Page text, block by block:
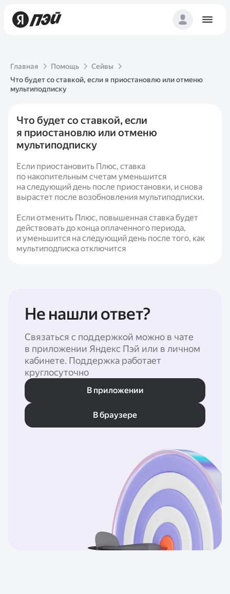
Главная Помощь
Сейвы
Что будет со ставкой, если я приостановлю или отменю
мультиподписку
Что будет со ставкой, если
я приостановлю или отменю
мультиподписку
Если приостановить Плюс, ставка
по накопительным счетам уменьшится
на следующий день после приостановки, и снова
вырастет после возобновления мультиподписки.
Если отменить Плюс, повышенная ставка будет
действовать до конца оплаченного периода,
и уменьшится на следующий день после того, как
мультиподписка отключится
Не нашли ответ?
Связаться с поддержкой можно в чате
в приложении Яндекс Пэй или в личном
кабинете. Поддержка работает
круглосуточно
В приложении
В браузере